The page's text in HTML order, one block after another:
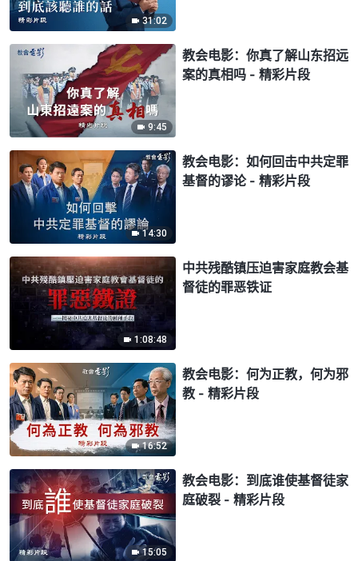
31:02
9:45
教会电影：你真了解山东招远
案的真相吗 - 精彩片段
14:30
教会电影：如何回击中共定罪
基督的谬论 - 精彩片段
1:08:48
中共残酷镇压迫害家庭教会基
督徒的罪恶铁证
16:52
教会电影：何为正教，何为邪
教 - 精彩片段
15:05
教会电影：到底谁使基督徒家
庭破裂 - 精彩片段